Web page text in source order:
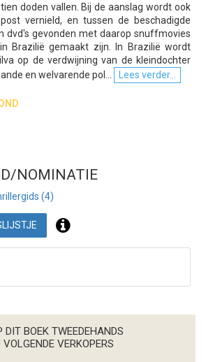
doden vallen. Bij de aanslag wordt ook
vernield, en tussen de beschadigde
dvd's gevonden met daarop snuffmovies
Brazilië gemaakt zijn. In Brazilië wordt
op de verdwijning van de kleindochter
en welvarende pol...
Lees verder...
NOMINATIE
(4)
DIT BOEK TWEEDEHANDS
VERKOPERS